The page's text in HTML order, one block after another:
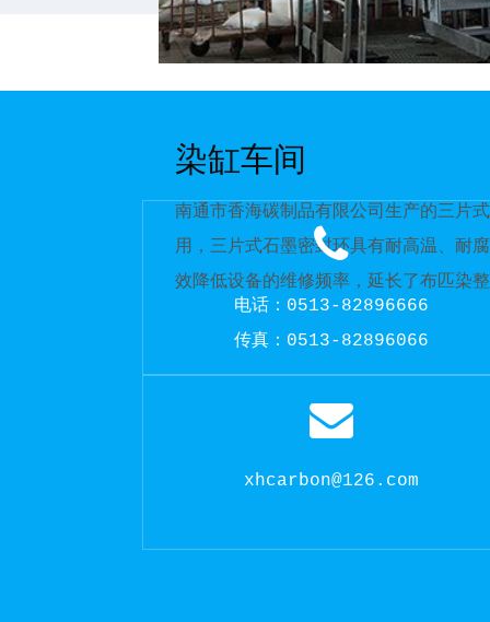
染缸车间
南通市香海碳制品有限公司生产的三片
用，三片式石墨密封环具有耐高温、耐
效降低设备的维修频率，延长了布匹染
电话：0513-82896666
传真：0513-82896066
xhcarbon@126.com